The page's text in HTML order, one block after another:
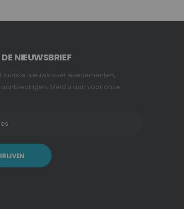
NIEUWSBRIEF
laatste nieuws over evenementen,
Meld u aan voor onze